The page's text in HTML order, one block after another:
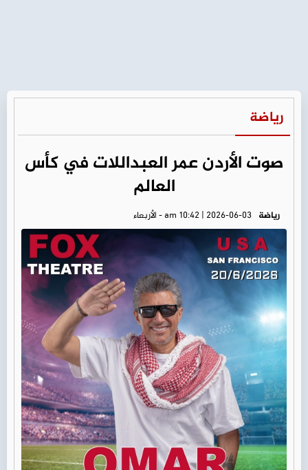
رياضة
صوت الأردن عمر العبداللات في كأس
العالم
رياضة am 10:42 | 2026-06-03 - الأربعاء